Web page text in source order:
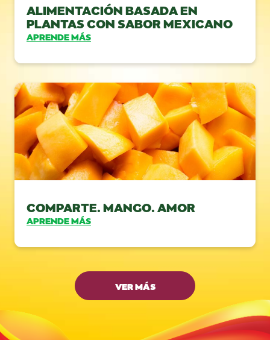
ALIMENTACIÓN BASADA EN
PLANTAS CON SABOR MEXICANO
APRENDE MÁS
COMPARTE. MANGO. AMOR
APRENDE MÁS
VER MÁS